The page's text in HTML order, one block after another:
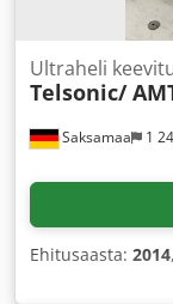
Saksamaa 1
Ultraheli
Telsonic/
Ehitusaasta: 2014